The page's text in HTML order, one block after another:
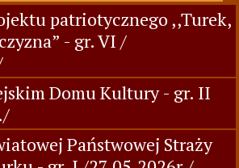
patriotycznego ,,Turek,
- gr. VI /
Domu Kultury - gr. II
Państwowej Straży